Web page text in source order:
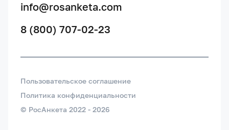
info@rosanketa.com
8 (800) 707-02-23
Пользовательское соглашение
Политика конфиденциальности
© РосАнкета 2022 - 2026